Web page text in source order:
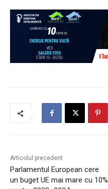
Articolul precedent
Parlamentul European cere
un buget UE mai mare cu 10%